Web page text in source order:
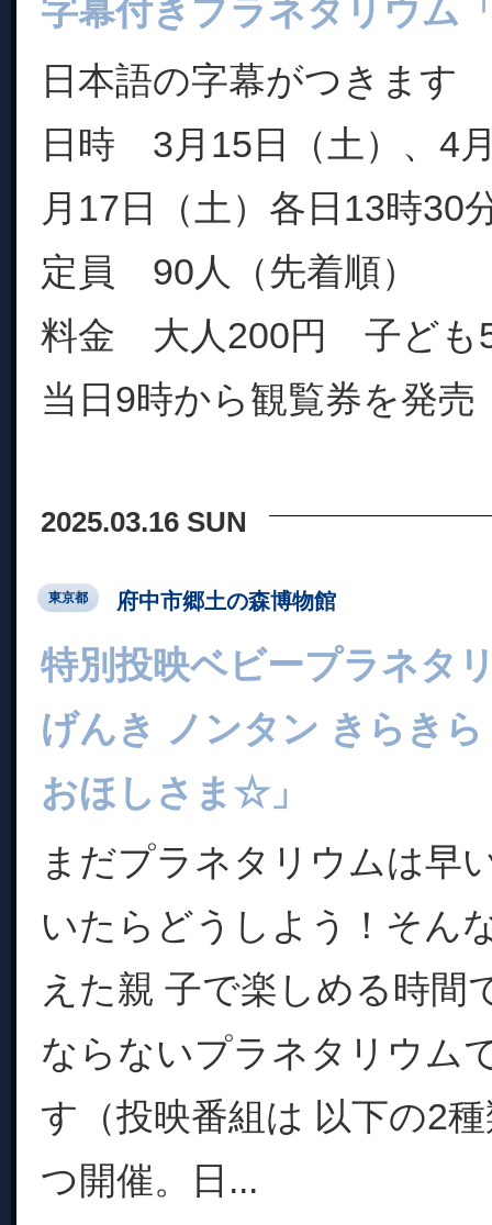
字幕付きプラネタリウム
日本語の字幕がつきます
日時 3月15日（土）、4
月17日（土）各日13時30
定員 90人（先着順）
料金 大人200円 子ども
当日9時から観覧券を発売
2025.03.16 SUN
東京都 府中市郷土の森博物館
特別投映ベビープラネタ
げんき ノンタン きらき
おほしさま☆」
まだプラネタリウムは早
いたらどうしよう！そん
えた親 子で楽しめる時間
ならないプラネタリウム
す（投映番組は 以下の2
つ開催。日...